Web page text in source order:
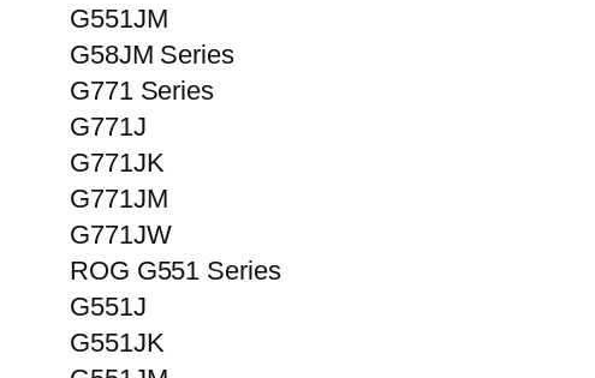
G551JM
G58JM Series
G771 Series
G771J
G771JK
G771JM
G771JW
ROG G551 Series
G551J
G551JK